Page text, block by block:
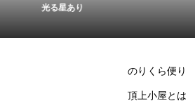
光る星あり
クロ
のりくら便り
頂上小屋とは